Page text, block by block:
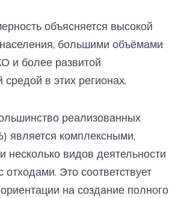
объясняется высокой
большими объёмами
и более развитой
средой в этих регионах.
реализованных
является комплексными,
видов деятельности
Это соответствует
на создание полного